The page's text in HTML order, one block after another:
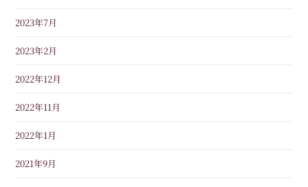
2023年7月
2023年2月
2022年12月
2022年11月
2022年1月
2021年9月